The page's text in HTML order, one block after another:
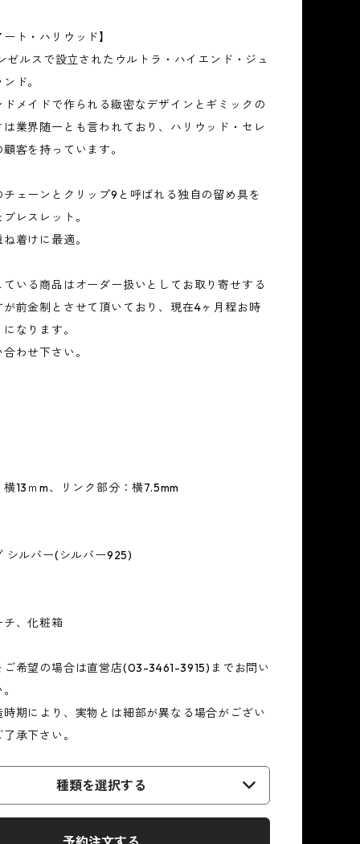
ト・ハリウッド】
ゼルスで設立されたウルトラ・ハイエンド・ジュ
ド。
メイドで作られる緻密なデザインとギミックの
業界随一とも言われており、ハリウッド・セレ
客を持っています。
ェーンとクリップ9と呼ばれる独自の留め具を
レスレット。
着けに最適。
いる商品はオーダー扱いとしてお取り寄せする
が前金制とさせて頂いており、現在4ヶ月程お時
なります。
わせ下さい。
13ｍm、リンク部分：横7.5mm
シルバー(シルバー925)
、化粧箱
希望の場合は直営店(03-3461-3915)までお問い
期により、実物とは細部が異なる場合がござい
承下さい。
種類を選択する